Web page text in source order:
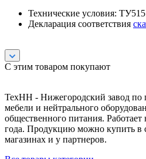
Технические условия:
Декларация соответствия
С этим товаром покупают
ТехНН - Нижегородский завод по
мебели и нейтрального
общественного питания.
года. Продукцию можно купить в
магазинах и у партнеров.